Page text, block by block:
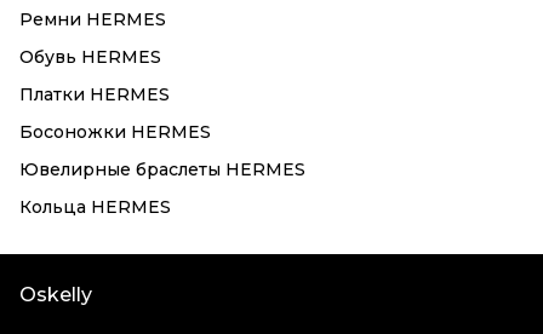
Ремни HERMES
Обувь HERMES
Платки HERMES
Босоножки HERMES
Ювелирные браслеты HERMES
Кольца HERMES
Oskelly